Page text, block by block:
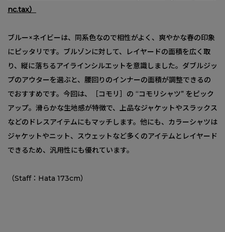
nc.tax）
ブルー×ネイビーは、同系色なので相性がよく、爽やかな春の印象
にピッタリです。ブルゾンに対して、レイヤードの面積を広く取
り、縦に落ちるアイラインシルエットを意識しました。ダブルジッ
プのアウターを選ぶと、腰回りのインナーの面積が調整できるの
でおすすめです。今回は、［コモリ］の “コモリシャツ” をピック
アップ。滑らかな生地感が特徴で、上品なジャケットやスラックス
などのドレスアイテムにもマッチします。他にも、カラーシャツは
ジャケットやニット、スウェットなど多くのアイテムとレイヤード
できるため、汎用性にも優れています。
（Staff：Hata 173cm）